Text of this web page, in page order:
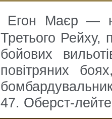
Егон Маєр —
Третього Рейху,
бойових
повітряних
47. Оберст-